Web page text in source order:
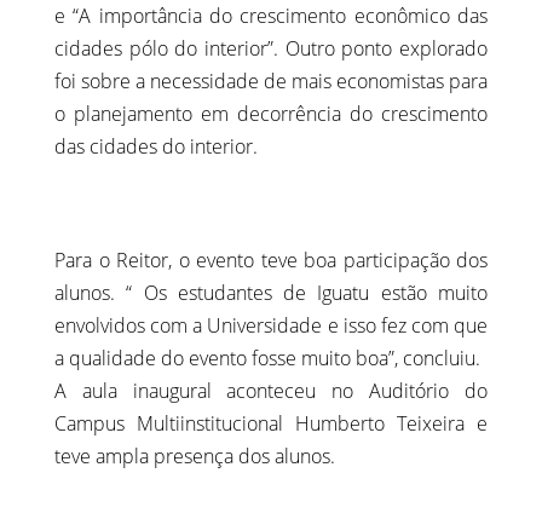
e “A importância do crescimento econômico das
cidades pólo do interior”. Outro ponto explorado
foi sobre a necessidade de mais economistas para
o planejamento em decorrência do crescimento
das cidades do interior.
Para o Reitor, o evento teve boa participação dos
alunos. “ Os estudantes de Iguatu estão muito
envolvidos com a Universidade e isso fez com que
a qualidade do evento fosse muito boa”, concluiu.
A aula inaugural aconteceu no Auditório do
Campus Multiinstitucional Humberto Teixeira e
teve ampla presença dos alunos.